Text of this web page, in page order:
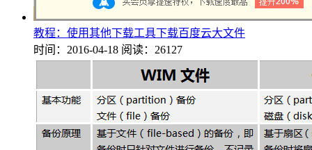
教程：使用其他下载工具下载百度云大文件
时间：2016-04-18 阅读：26127